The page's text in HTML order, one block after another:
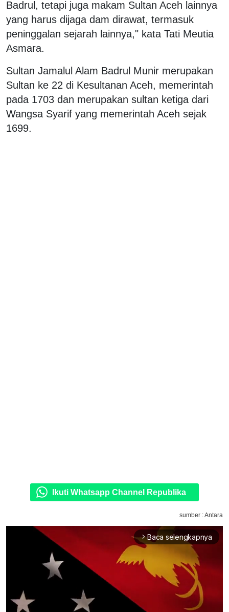
Badrul, tetapi juga makam Sultan Aceh lainnya
yang harus dijaga dam dirawat, termasuk
peninggalan sejarah lainnya," kata Tati Meutia
Asmara.
Sultan Jamalul Alam Badrul Munir merupakan
Sultan ke 22 di Kesultanan Aceh, memerintah
pada 1703 dan merupakan sultan ketiga dari
Wangsa Syarif yang memerintah Aceh sejak
1699.
Ikuti Whatsapp Channel Republika
sumber : Antara
arrow_forward_ios Baca selengkapnya